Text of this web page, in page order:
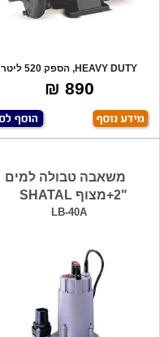
HEAVY DUTY, הספק 520 ליטר
בדקה, גובה הרמ
890 ₪
משאבה טבולה למים
"2+מצוף SHATAL
LB-40A